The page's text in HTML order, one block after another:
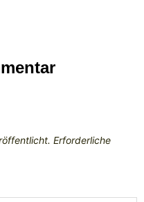
Erforderliche